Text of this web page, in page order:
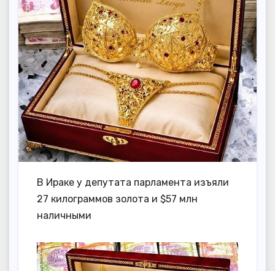
В Ираке у депутата парламента изъяли
27 килограммов золота и $57 млн
наличными